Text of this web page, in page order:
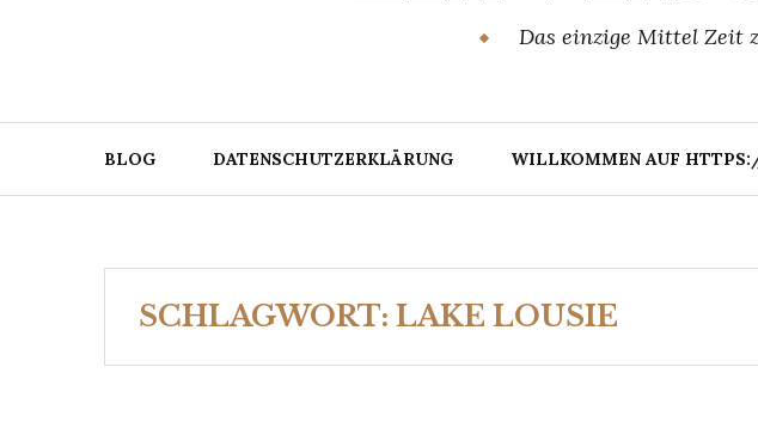
Das einzige Mittel Zeit
BLOG DATENSCHUTZERKLÄRUNG WILLKOMMEN AUF
SCHLAGWORT: LAKE LOUSIE